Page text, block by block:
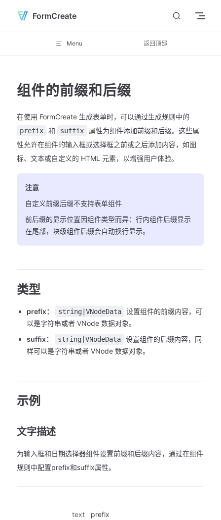
Skip to content
FormCreate
Menu 返回顶部
组件的前缀和后缀
在使用 FormCreate 生成表单时，可以通过生成规则中的
prefix 和 suffix
属性为组件添加前缀和后缀。这些属
性允许在组件的输入框或选择框之前或之后添加内容，如图
标、文本或自定义的 HTML 元素，以增强用户体验。
注意
自定义前缀后缀不支持表单组件
前后缀的显示位置因组件类型而异：行内组件后缀显示
在尾部，块级组件后缀会自动换行显示。
类型
prefix： string|VNodeData
设置组件的前缀内容，可
以是字符串或者 VNode 数据对象。
suffix：
string|VNodeData
设置组件的后缀内容，同
样可以是字符串或者 VNode 数据对象。
示例
文字描述
为输入框和日期选择器组件设置前缀和后缀内容，通过在组件
规则中配置prefix和suffix属性。
text prefix